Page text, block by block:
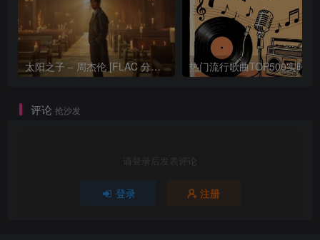
太阳之子 – 周杰伦 [FLAC 分轨 192Khz 24bit]
评论 抢沙发
请登录后发表评论
登录 注册